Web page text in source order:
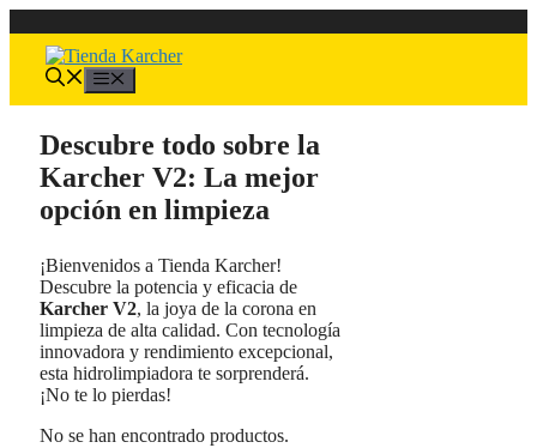
al
contenido
Descubre todo sobre la
Karcher V2: La mejor
opción en limpieza
¡Bienvenidos a Tienda Karcher!
Descubre la potencia y eficacia de
Karcher V2, la joya de la corona en
limpieza de alta calidad. Con tecnología
innovadora y rendimiento excepcional,
esta hidrolimpiadora te sorprenderá.
¡No te lo pierdas!
No se han encontrado productos.